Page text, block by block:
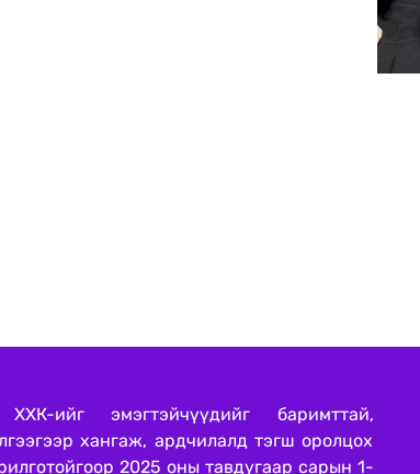
37 намын 2025 оны санхүүгийн
ийг эмэгтэйчүүдийг баримттай,
хангаж, ардчилалд тэгш оролцох
2025 оны тавдугаар сарын 1-